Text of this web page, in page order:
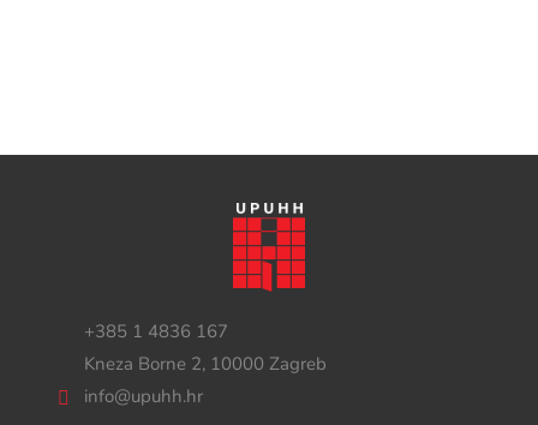
+385 1 4836 167
Kneza Borne 2, 10000 Zagreb
info@upuhh.hr